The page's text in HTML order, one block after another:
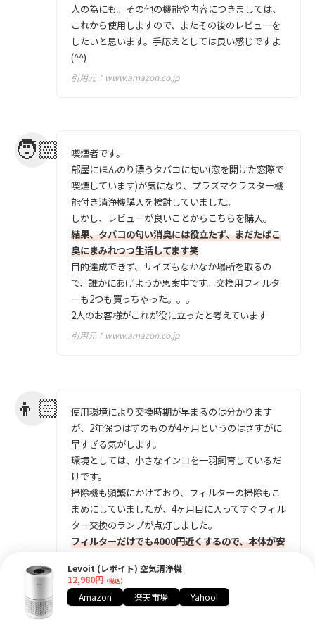
人の為にも。その他の機能や内容につきましては、
これから使用しますので、またその後のレビューを
したいと思います。手応えとしては良い感じですよ
(^^)
引用元： www.amazon.co.jp
喫煙者です。
部屋にほんのり漂うタバコに匂い(窓を開けた窓際で
喫煙しています)が気になり、プラズマクラスター機
能付き清浄機購入を検討していました。
しかし、レビューが良いことからこちらを購入。
結果、タバコの匂い消臭には役立たず、まだたばこ
臭にまみれつつ生活してます笑
目的達成できず、サイズもなかなか場所を取るの
で、誰かにあげようか思案中です。交換用フィルタ
ーも2つも買っちゃった。。。
2人のお客様がこれが役に立ったと考えています
引用元： www.amazon.co.jp
使用環境により交換時期が早まるのは分かります
が、2年保つはずのものが4ヶ月というのはさすがに
早すぎる気がします。
環境としては、小さなインコを一羽飼育しているだ
けです。
掃除機も頻繁にかけており、フィルターの掃除もこ
まめにしていましたが、4ヶ月目に入ってすぐフィル
ター交換のランプが点灯しました。
フィルターだけでも4000円近くするので、本体が安
新しいフィルターも4ヶ月で交換サインが出るような
ら、別の商品も検討します。
引用元：www.amazon.co.jp
Levoit (レボイト) 空気清浄機
12,980円 （税込）
Amazon 楽天市場 Yahoo!